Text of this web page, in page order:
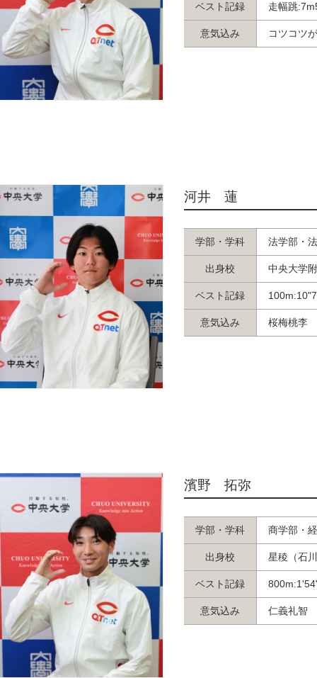
ベスト記録 走幅跳
意気込み コツコツ
河井 蓮
学部・学科 法学部・
出身校 中央大学
ベスト記録
意気込み 桜梅桃李
濱野 拓弥
学部・学科 商学部・
出身校 星稜（石
ベスト記録
意気込み 仁義礼智